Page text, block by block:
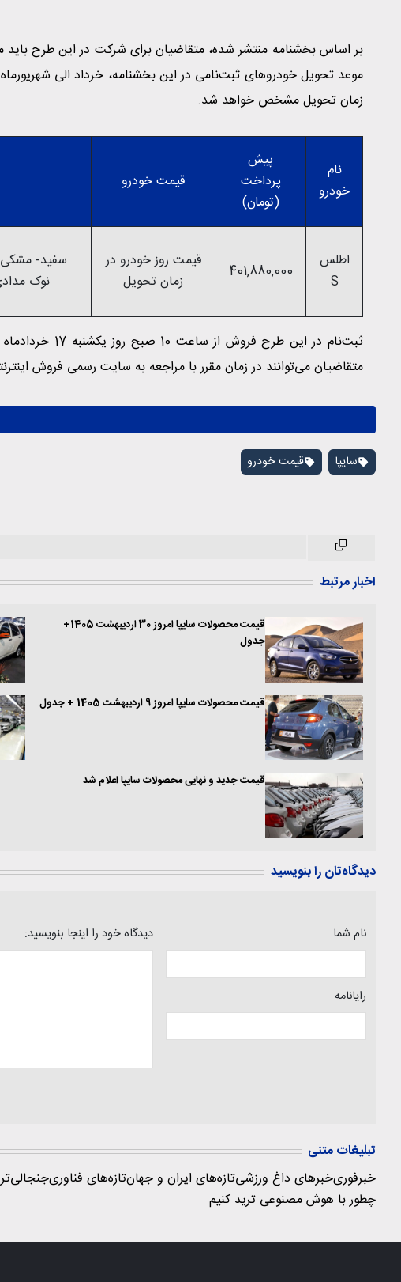
زمان تحویل مشخص خواهد شد.
نام
خودرو
پیش
پرداخت
(تومان)
قیمت خودرو
اطلس
S
401,880,000
قیمت روز خودرو در
زمان تحویل
سفید-
نوک
ثبت‌نام در این
متقاضیان می‌توانند در زمان مقرر با مراجعه به سایت رسمی فروش
سایپا قیمت خودرو
اخبار مرتبط
قیمت محصولات سایپا امروز 30 اردیبهشت 1405+
جدول
قیمت محصولات سایپا امروز 9 اردیبهشت 1405 + جدول
قیمت جدید و نهایی محصولات سایپا اعلام شد
دیدگاه‌تان را بنویسید
نام شما
رایانامه
دیدگاه خود را اینجا بنویسید:
تبلیغات متنی
خبرفوریخبرهای داغ ورزشیتازه‌های ایران و جهانتازه‌های فناوری
چطور با هوش مصنوعی ترید کنیم